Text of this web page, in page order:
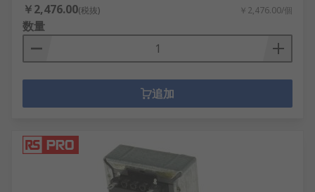
￥2,476.00(税抜) ￥2,476.00/個
数量
追加